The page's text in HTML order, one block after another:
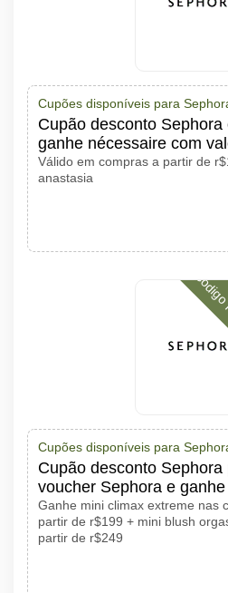
Cupões disponíveis para
Cupão desconto
ganhe nécessaire com
Válido em compras a partir de
anastasia
Cupões disponíveis para
Cupão desconto
voucher Sephora e
Ganhe mini climax extreme nas
partir de r$199 + mini blush
partir de r$249